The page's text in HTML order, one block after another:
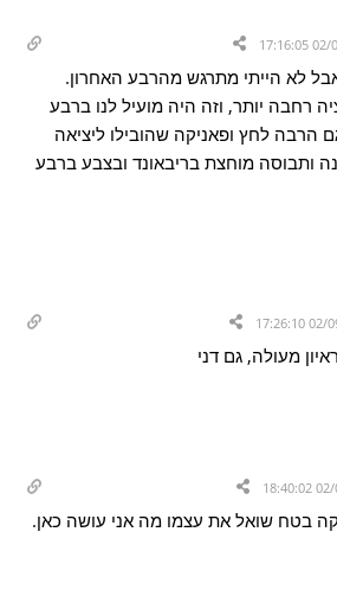
לא הייתי מתרגש מהרבע האחרון.
רחבה יותר, וזה היה מועיל לנו ברבע
הרבה לחץ ופאניקה שהובילו ליציאה
ותבוסה מוחצת בריבאונד ובצבע ברבע
מעולה, גם דני
בטח שואל את עצמו מה אני עושה כאן.